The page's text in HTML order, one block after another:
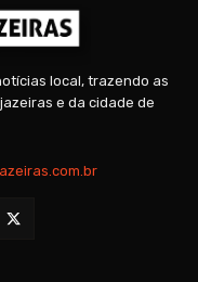
local, trazendo as
e da cidade de